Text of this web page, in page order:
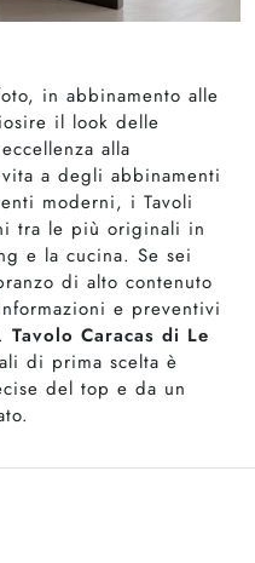
in abbinamento alle
il look delle
alla
a degli abbinamenti
moderni, i Tavoli
tra le più originali in
e la cucina. Se sei
di alto contenuto
e preventivi
Tavolo Caracas di Le
di prima scelta è
del top e da un